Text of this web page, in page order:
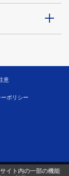
意
ポリシー
イト内の一部の機能